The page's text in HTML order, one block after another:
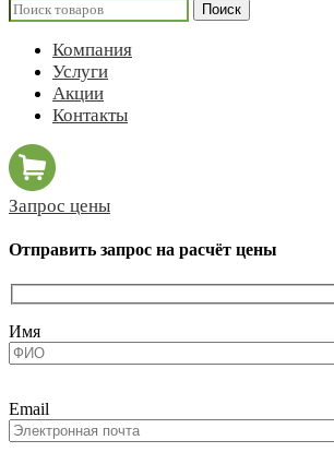
Поиск
Компания
Услуги
Акции
Контакты
Запрос цены
Отправить запрос на расчёт цены
Имя
Email